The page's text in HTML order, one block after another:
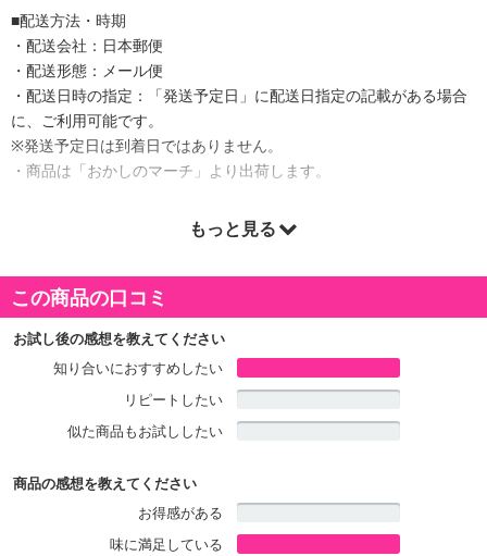
■配送方法・時期
・配送会社：日本郵便
・配送形態：メール便
・配送日時の指定：「発送予定日」に配送日指定の記載がある場合
に、ご利用可能です。
※発送予定日は到着日ではありません。
・商品は「おかしのマーチ」より出荷します。
・賞味期限：製造日より12ヶ月
・原産国（最終加工地）：日本
・原材料/材質/素材：
果汁グミぶどう：水あめ（国内製造）,砂糖,濃縮ぶどう果汁,ゼラ
チン,植物油脂,でん粉／酸味料,ゲル化剤（ペクチン）,香料,光沢剤,
（一部にりんご・ゼラチンを含む）
果汁マスカット：水あめ（国内製造）、砂糖、濃縮マスカット果
汁、ゼラチン、食用油脂、でん粉／酸味料、香料、ゲル化剤（ペク
チン）、光沢剤、（一部にりんご・ゼラチンを含む）
もっと見る
この商品の口コミ
お試し後の感想を教えてください
知り合いにおすすめしたい
リピートしたい
似た商品もお試ししたい
商品の感想を教えてください
お得感がある
味に満足している